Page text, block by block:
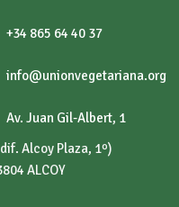
+34 865 64 40 37
info@unionvegetariana.org
Av. Juan Gil-Albert, 1
Alcoy Plaza, 1º)
ALCOY